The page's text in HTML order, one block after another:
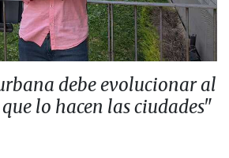
debe evolucionar al
lo hacen las ciudades"